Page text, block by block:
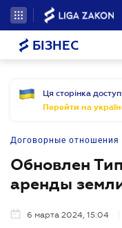
БІЗНЕС
Ця сторінка
Перейти на
Договорные отношения
Обновлен
аренды
6 марта 2024, 15:04